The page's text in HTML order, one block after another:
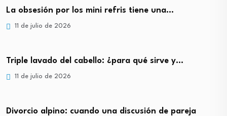
La obsesión por los mini refris tiene una…
11 de julio de 2026
Triple lavado del cabello: ¿para qué sirve y…
11 de julio de 2026
Divorcio alpino: cuando una discusión de pareja